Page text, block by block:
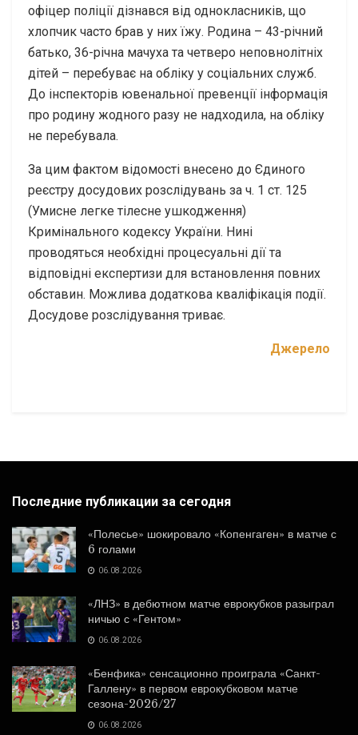
офіцер поліції дізнався від однокласників, що
хлопчик часто брав у них їжу. Родина – 43-річний
батько, 36-річна мачуха та четверо неповнолітніх
дітей – перебуває на обліку у соціальних служб.
До інспекторів ювенальної превенції інформація
про родину жодного разу не надходила, на обліку
не перебувала.
За цим фактом відомості внесено до Єдиного
реєстру досудових розслідувань за ч. 1 ст. 125
(Умисне легке тілесне ушкодження)
Кримінального кодексу України. Нині
проводяться необхідні процесуальні дії та
відповідні експертизи для встановлення повних
обставин. Можлива додаткова кваліфікація події.
Досудове розслідування триває.
Джерело
Последние публикации за сегодня
«Полесье» шокировало «Копенгаген» в матче с
6 голами
06.08.2026
«ЛНЗ» в дебютном матче еврокубков разыграл
ничью с «Гентом»
06.08.2026
«Бенфика» сенсационно проиграла «Санкт-
Галлену» в первом еврокубковом матче
сезона-2026/27
06.08.2026